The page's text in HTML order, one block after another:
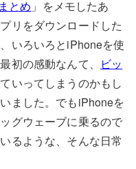
とめ 」をメモしたあ
リをダウンロードした
いろいろとiPhoneを使
初の感動なんて、
ビッ
いってしまうのかもし
ました。でもiPhoneを
グウェーブに乗るので
るような、そんな日常